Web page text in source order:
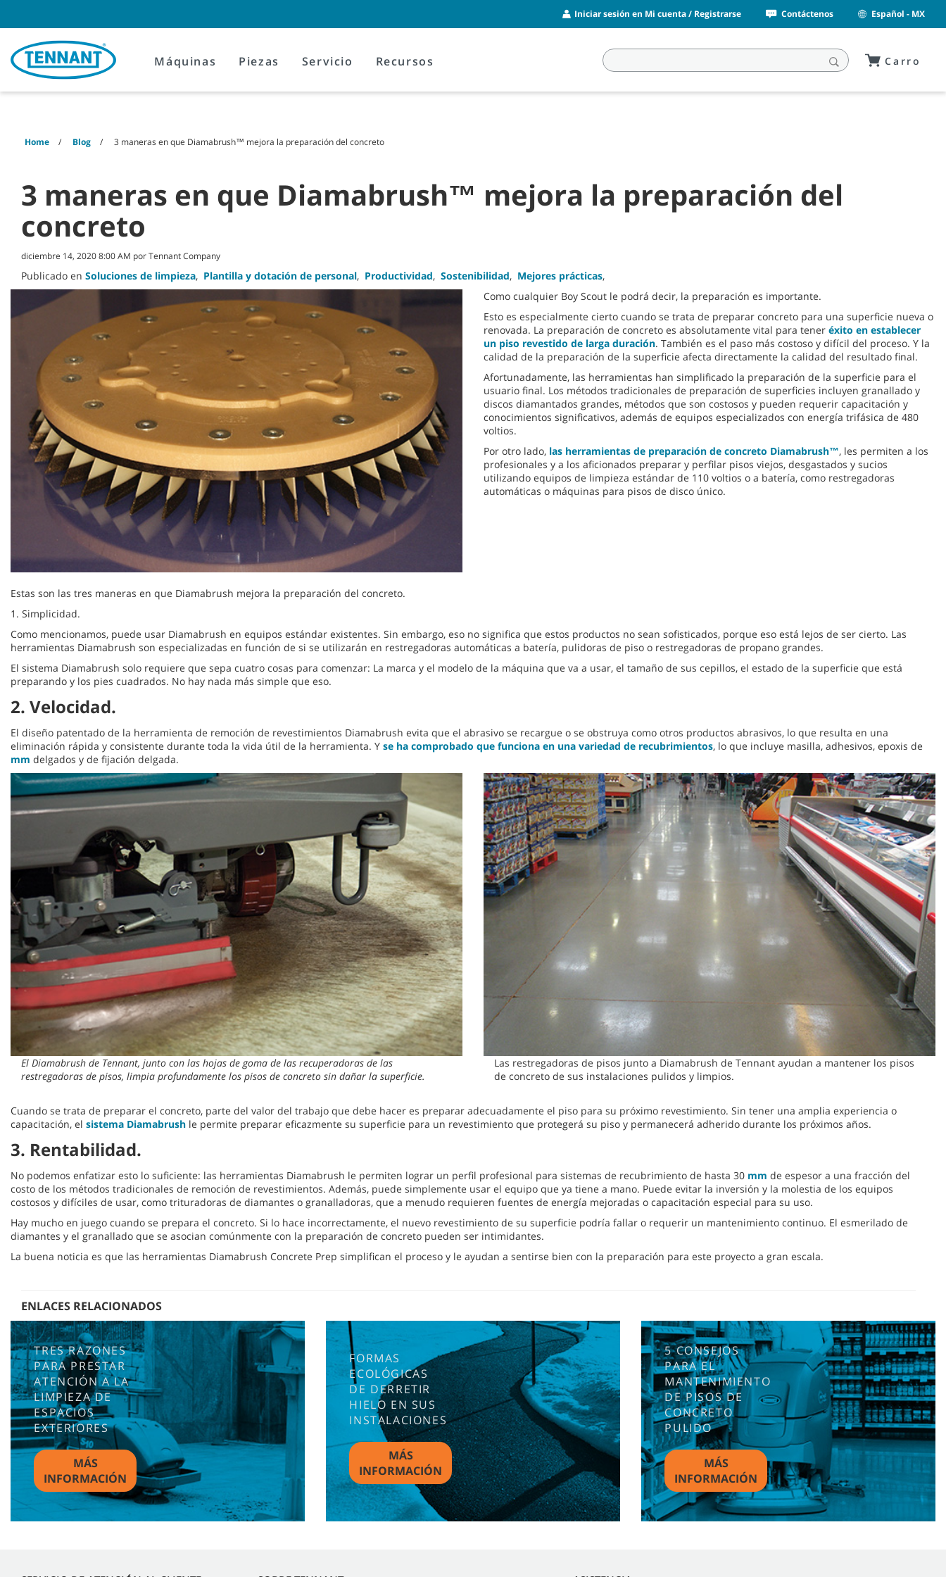
content
navigation
menu
Iniciar sesión en Mi cuenta / Registrarse Contáctenos Español - MX
Máquinas Piezas Servicio Recursos Carro
Home Blog 3 maneras en que Diamabrush™ mejora la preparación del concreto
3 maneras en que Diamabrush™ mejora la preparación del
concreto
diciembre 14, 2020 8:00 AM por Tennant Company
Publicado en Soluciones de limpieza, Plantilla y dotación de personal, Productividad, Sostenibilidad, Mejores prácticas,
Como cualquier Boy Scout le podrá decir, la preparación es importante.
Esto es especialmente cierto cuando se trata de preparar concreto para una superficie nueva o
renovada. La preparación de concreto es absolutamente vital para tener éxito en establecer
un piso revestido de larga duración. También es el paso más costoso y difícil del proceso. Y la
calidad de la preparación de la superficie afecta directamente la calidad del resultado final.
Afortunadamente, las herramientas han simplificado la preparación de la superficie para el
usuario final. Los métodos tradicionales de preparación de superficies incluyen granallado y
discos diamantados grandes, métodos que son costosos y pueden requerir capacitación y
conocimientos significativos, además de equipos especializados con energía trifásica de 480
voltios.
Por otro lado, las herramientas de preparación de concreto Diamabrush™, les permiten a los
profesionales y a los aficionados preparar y perfilar pisos viejos, desgastados y sucios
utilizando equipos de limpieza estándar de 110 voltios o a batería, como restregadoras
automáticas o máquinas para pisos de disco único.
Estas son las tres maneras en que Diamabrush mejora la preparación del concreto.
1. Simplicidad.
Como mencionamos, puede usar Diamabrush en equipos estándar existentes. Sin embargo, eso no significa que estos productos no sean sofisticados, porque eso está lejos de ser cierto. Las
herramientas Diamabrush son especializadas en función de si se utilizarán en restregadoras automáticas a batería, pulidoras de piso o restregadoras de propano grandes.
El sistema Diamabrush solo requiere que sepa cuatro cosas para comenzar: La marca y el modelo de la máquina que va a usar, el tamaño de sus cepillos, el estado de la superficie que está
preparando y los pies cuadrados. No hay nada más simple que eso.
2. Velocidad.
El diseño patentado de la herramienta de remoción de revestimientos Diamabrush evita que el abrasivo se recargue o se obstruya como otros productos abrasivos, lo que resulta en una
eliminación rápida y consistente durante toda la vida útil de la herramienta. Y se ha comprobado que funciona en una variedad de recubrimientos, lo que incluye masilla, adhesivos, epoxis de
mm delgados y de fijación delgada.
El Diamabrush de Tennant, junto con las hojas de goma de las recuperadoras de las
restregadoras de pisos, limpia profundamente los pisos de concreto sin dañar la superficie.
Las restregadoras de pisos junto a Diamabrush de Tennant ayudan a mantener los pisos
de concreto de sus instalaciones pulidos y limpios.
Cuando se trata de preparar el concreto, parte del valor del trabajo que debe hacer es preparar adecuadamente el piso para su próximo revestimiento. Sin tener una amplia experiencia o
capacitación, el sistema Diamabrush le permite preparar eficazmente su superficie para un revestimiento que protegerá su piso y permanecerá adherido durante los próximos años.
3. Rentabilidad.
No podemos enfatizar esto lo suficiente: las herramientas Diamabrush le permiten lograr un perfil profesional para sistemas de recubrimiento de hasta 30 mm de espesor a una fracción del
costo de los métodos tradicionales de remoción de revestimientos. Además, puede simplemente usar el equipo que ya tiene a mano. Puede evitar la inversión y la molestia de los equipos
costosos y difíciles de usar, como trituradoras de diamantes o granalladoras, que a menudo requieren fuentes de energía mejoradas o capacitación especial para su uso.
Hay mucho en juego cuando se prepara el concreto. Si lo hace incorrectamente, el nuevo revestimiento de su superficie podría fallar o requerir un mantenimiento continuo. El esmerilado de
diamantes y el granallado que se asocian comúnmente con la preparación de concreto pueden ser intimidantes.
La buena noticia es que las herramientas Diamabrush Concrete Prep simplifican el proceso y le ayudan a sentirse bien con la preparación para este proyecto a gran escala.
ENLACES RELACIONADOS
TRES RAZONES
PARA PRESTAR
ATENCIÓN A LA
LIMPIEZA DE
ESPACIOS
EXTERIORES
MÁS
INFORMACIÓN
FORMAS
ECOLÓGICAS
DE DERRETIR
HIELO EN SUS
INSTALACIONES
MÁS
INFORMACIÓN
5 CONSEJOS
PARA EL
MANTENIMIENTO
DE PISOS DE
CONCRETO
PULIDO
MÁS
INFORMACIÓN